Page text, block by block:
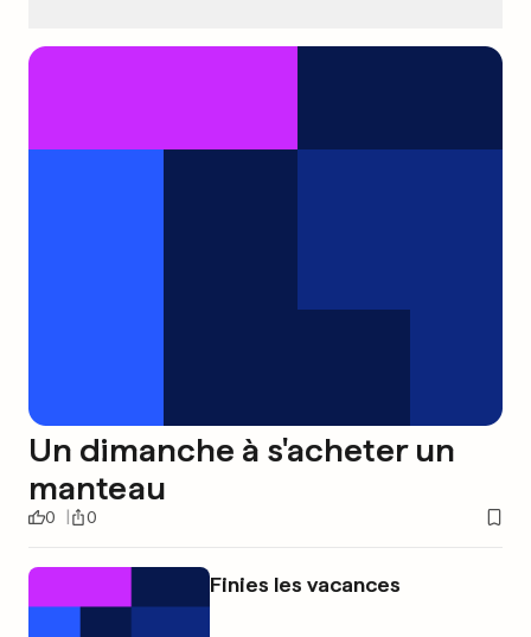
Un dimanche à s'acheter un
manteau
0 0
Finies les vacances